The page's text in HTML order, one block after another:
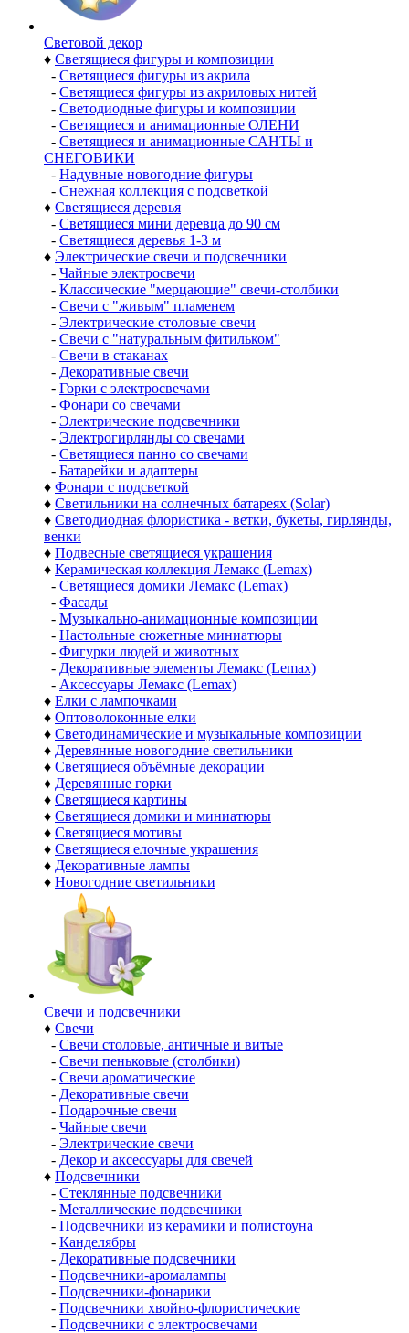
Световой декор
♦ Светящиеся фигуры и композиции
- Светящиеся фигуры из акрила
- Светящиеся фигуры из акриловых нитей
- Светодиодные фигуры и композиции
- Светящиеся и анимационные ОЛЕНИ
- Светящиеся и анимационные САНТЫ и
СНЕГОВИКИ
- Надувные новогодние фигуры
- Снежная коллекция с подсветкой
♦ Светящиеся деревья
- Светящиеся мини деревца до 90 см
- Светящиеся деревья 1-3 м
♦ Электрические свечи и подсвечники
- Чайные электросвечи
- Классические "мерцающие" свечи-столбики
- Свечи с "живым" пламенем
- Электрические столовые свечи
- Свечи с "натуральным фитильком"
- Свечи в стаканах
- Декоративные свечи
- Горки с электросвечами
- Фонари со свечами
- Электрические подсвечники
- Электрогирлянды со свечами
- Светящиеся панно со свечами
- Батарейки и адаптеры
♦ Фонари с подсветкой
♦ Светильники на солнечных батареях (Solar)
♦ Светодиодная флористика - ветки, букеты, гирлянды,
венки
♦ Подвесные светящиеся украшения
♦ Керамическая коллекция Лемакс (Lemax)
- Светящиеся домики Лемакс (Lemax)
- Фасады
- Музыкально-анимационные композиции
- Настольные сюжетные миниатюры
- Фигурки людей и животных
- Декоративные элементы Лемакс (Lemax)
- Аксессуары Лемакс (Lemax)
♦ Елки с лампочками
♦ Оптоволоконные елки
♦ Светодинамические и музыкальные композиции
♦ Деревянные новогодние светильники
♦ Светящиеся объёмные декорации
♦ Деревянные горки
♦ Светящиеся картины
♦ Светящиеся домики и миниатюры
♦ Светящиеся мотивы
♦ Светящиеся елочные украшения
♦ Декоративные лампы
♦ Новогодние светильники
Свечи и подсвечники
♦ Свечи
- Свечи столовые, античные и витые
- Свечи пеньковые (столбики)
- Свечи ароматические
- Декоративные свечи
- Подарочные свечи
- Чайные свечи
- Электрические свечи
- Декор и аксессуары для свечей
♦ Подсвечники
- Стеклянные подсвечники
- Металлические подсвечники
- Подсвечники из керамики и полистоуна
- Канделябры
- Декоративные подсвечники
- Подсвечники-аромалампы
- Подсвечники-фонарики
- Подсвечники хвойно-флористические
- Подсвечники с электросвечами